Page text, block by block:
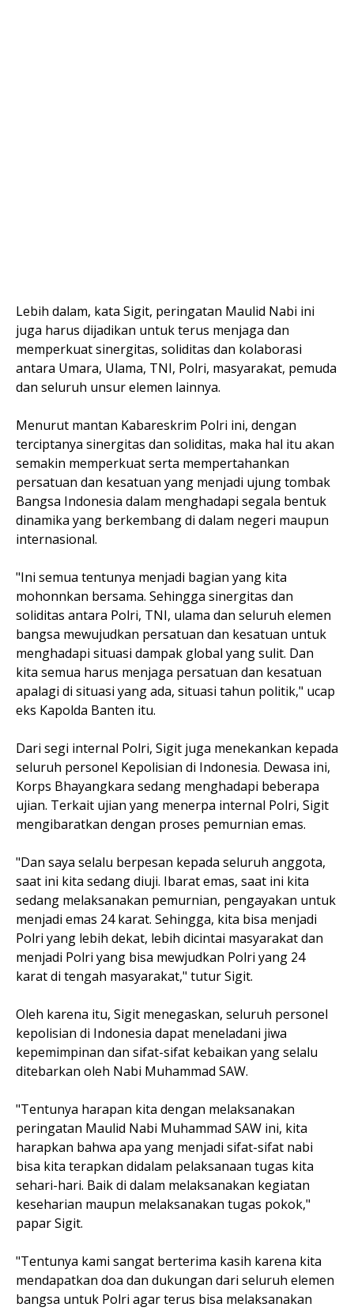
Lebih dalam, kata Sigit, peringatan Maulid Nabi ini
juga harus dijadikan untuk terus menjaga dan
memperkuat sinergitas, soliditas dan kolaborasi
antara Umara, Ulama, TNI, Polri, masyarakat, pemuda
dan seluruh unsur elemen lainnya.
Menurut mantan Kabareskrim Polri ini, dengan
terciptanya sinergitas dan soliditas, maka hal itu akan
semakin memperkuat serta mempertahankan
persatuan dan kesatuan yang menjadi ujung tombak
Bangsa Indonesia dalam menghadapi segala bentuk
dinamika yang berkembang di dalam negeri maupun
internasional.
"Ini semua tentunya menjadi bagian yang kita
mohonnkan bersama. Sehingga sinergitas dan
soliditas antara Polri, TNI, ulama dan seluruh elemen
bangsa mewujudkan persatuan dan kesatuan untuk
menghadapi situasi dampak global yang sulit. Dan
kita semua harus menjaga persatuan dan kesatuan
apalagi di situasi yang ada, situasi tahun politik," ucap
eks Kapolda Banten itu.
Dari segi internal Polri, Sigit juga menekankan kepada
seluruh personel Kepolisian di Indonesia. Dewasa ini,
Korps Bhayangkara sedang menghadapi beberapa
ujian. Terkait ujian yang menerpa internal Polri, Sigit
mengibaratkan dengan proses pemurnian emas.
"Dan saya selalu berpesan kepada seluruh anggota,
saat ini kita sedang diuji. Ibarat emas, saat ini kita
sedang melaksanakan pemurnian, pengayakan untuk
menjadi emas 24 karat. Sehingga, kita bisa menjadi
Polri yang lebih dekat, lebih dicintai masyarakat dan
menjadi Polri yang bisa mewjudkan Polri yang 24
karat di tengah masyarakat," tutur Sigit.
Oleh karena itu, Sigit menegaskan, seluruh personel
kepolisian di Indonesia dapat meneladani jiwa
kepemimpinan dan sifat-sifat kebaikan yang selalu
ditebarkan oleh Nabi Muhammad SAW.
"Tentunya harapan kita dengan melaksanakan
peringatan Maulid Nabi Muhammad SAW ini, kita
harapkan bahwa apa yang menjadi sifat-sifat nabi
bisa kita terapkan didalam pelaksanaan tugas kita
sehari-hari. Baik di dalam melaksanakan kegiatan
keseharian maupun melaksanakan tugas pokok,"
papar Sigit.
"Tentunya kami sangat berterima kasih karena kita
mendapatkan doa dan dukungan dari seluruh elemen
bangsa untuk Polri agar terus bisa melaksanakan